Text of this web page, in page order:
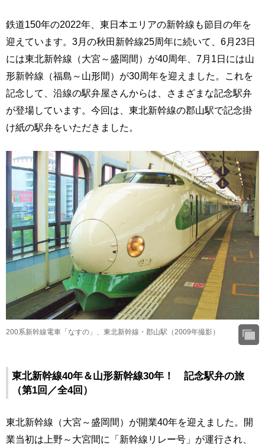
鉄道150年の2022年、東日本エリアの新幹線も節目の年を
迎えています。3月の秋田新幹線25周年に続いて、6月23日
には東北新幹線（大宮～盛岡間）が40周年、7月1日には山
形新幹線（福島～山形間）が30周年を迎えました。これを
記念して、沿線の駅弁屋さんからは、さまざまな記念駅弁
が登場しています。今回は、東北新幹線の郡山駅で記念掛
け紙の駅弁をいただきました。
200系新幹線電車「なすの」、東北新幹線・郡山駅（2009年撮影）
東北新幹線40年＆山形新幹線30年！ 記念駅弁の旅
（第1回／全4回）
東北新幹線（大宮～盛岡間）が開業40年を迎えました。開
業当初は上野～大宮間に「新幹線リレー号」が運行され、